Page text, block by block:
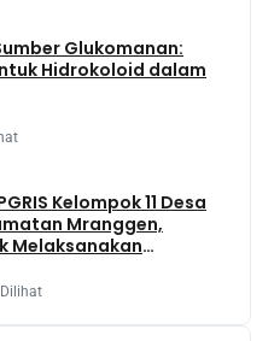
Glukomanan:
Hidrokoloid dalam
Kelompok 11 Desa
Mranggen,
Melaksanakan
Yang Terbengkalai